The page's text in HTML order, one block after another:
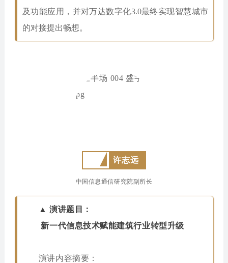
及功能应用，并对万达数字化3.0最终实现智慧城市
的对接提出畅想。
许志远
中国信息通信研究院副所长
▲ 演讲题目：
新一代信息技术赋能建筑行业转型升级
演讲内容摘要：